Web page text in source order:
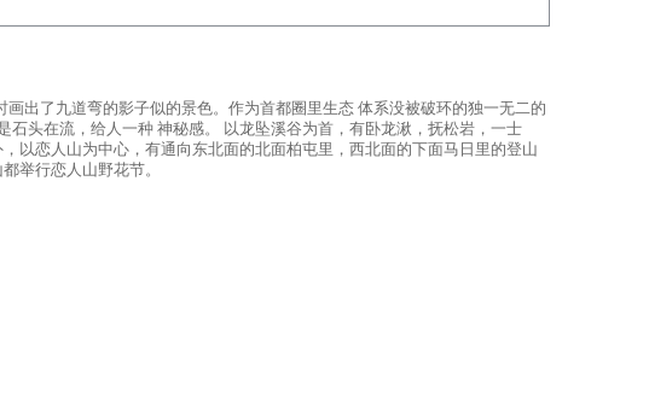
出了九道弯的影子似的景色。作为首都圈里生态 体系没被破环的独一无二的
头在流，给人一种 神秘感。 以龙坠溪谷为首，有卧龙湫，抚松岩，一士
以恋人山为中心，有通向东北面的北面柏屯里，西北面的下面马日里的登山
举行恋人山野花节。